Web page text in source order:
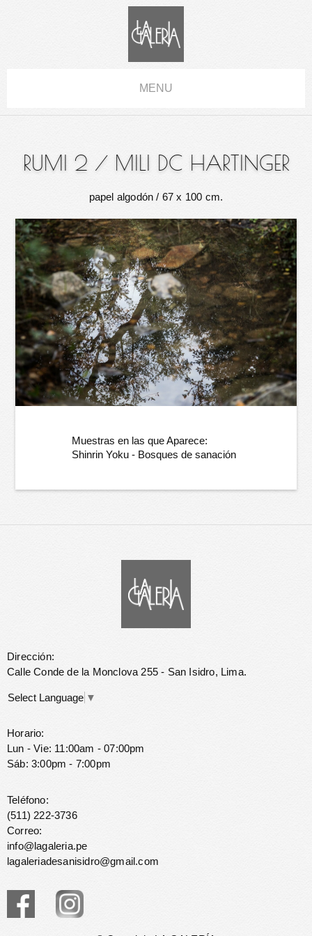
MENU
RUMI 2 / MILI DC HARTINGER
papel algodón / 67 x 100 cm.
Muestras en las que Aparece:
Shinrin Yoku - Bosques de sanación
Dirección:
Calle Conde de la Monclova 255 - San Isidro, Lima.
Select Language ▼
Horario:
Lun - Vie: 11:00am - 07:00pm
Sáb: 3:00pm - 7:00pm
Teléfono:
(511) 222-3736
Correo:
info@lagaleria.pe
lagaleriadesanisidro@gmail.com